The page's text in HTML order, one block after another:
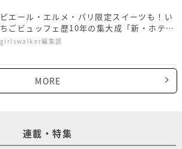
ピエール・エルメ・パリ限定スイーツも！い
ちごビュッフェ歴10年の集大成「新・ホテル
でいちご狩り」
girlswalker編集部
MORE
連載・特集